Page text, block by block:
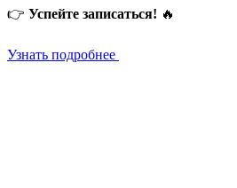
👉 Успейте записаться! 🔥
Узнать подробнее